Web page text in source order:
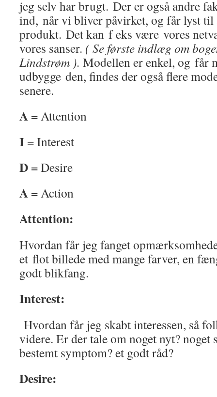
jeg selv har brugt. Der er også andre
ind, når vi bliver påvirket, og får lyst til
produkt. Det kan f eks være vores
vores sanser. ( Se første indlæg om
Lindstrøm ). Modellen er enkel, og får
udbygge den, findes der også flere
senere.
A = Attention
I = Interest
D = Desire
A = Action
Attention:
Hvordan får jeg fanget
et flot billede med mange farver, en
godt blikfang.
Interest:
Hvordan får jeg skabt interessen, så
videre. Er der tale om noget nyt?
bestemt symptom? et godt råd?
Desire: